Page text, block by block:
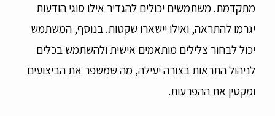
מתקדמת. משתמשים יכולים להגדיר אילו סוגי הודעות
יגרמו להתראה, ואילו יישארו שקטות. בנוסף, המשתמש
יכול לבחור צלילים מותאמים אישית ולהשתמש בכלים
לניהול התראות בצורה יעילה, מה שמשפר את הביצועים
ומקטין את ההפרעות.